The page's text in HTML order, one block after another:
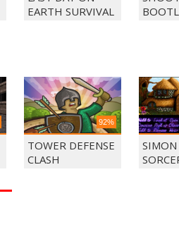
EARTH SURVIVAL
92%
TOWER DEFENSE
CLASH